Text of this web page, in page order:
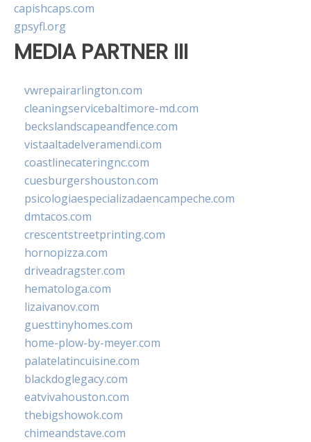
capishcaps.com
gpsyfl.org
MEDIA PARTNER III
vwrepairarlington.com
cleaningservicebaltimore-md.com
beckslandscapeandfence.com
vistaaltadelveramendi.com
coastlinecateringnc.com
cuesburgershouston.com
psicologiaespecializadaencampeche.com
dmtacos.com
crescentstreetprinting.com
hornopizza.com
driveadragster.com
hematologa.com
lizaivanov.com
guesttinyhomes.com
home-plow-by-meyer.com
palatelatincuisine.com
blackdoglegacy.com
eatvivahouston.com
thebigshowok.com
chimeandstave.com